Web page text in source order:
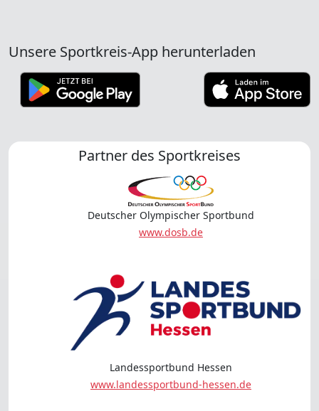
Unsere Sportkreis-App herunterladen
Partner des Sportkreises
Deutscher Olympischer Sportbund
www.dosb.de
Landessportbund Hessen
www.landessportbund-hessen.de